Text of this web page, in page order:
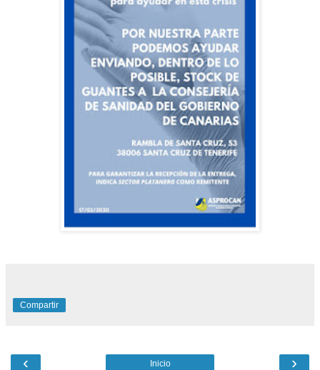
Compartir
‹ ›
Inicio